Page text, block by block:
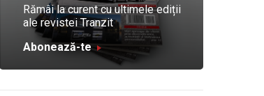
Rămâi la curent cu ultimele ediții
ale revistei Tranzit
Abonează-te